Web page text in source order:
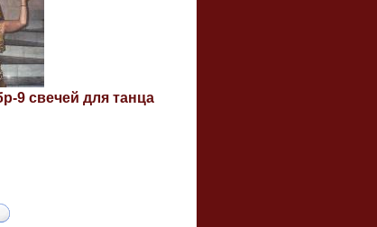
9 свечей для танца